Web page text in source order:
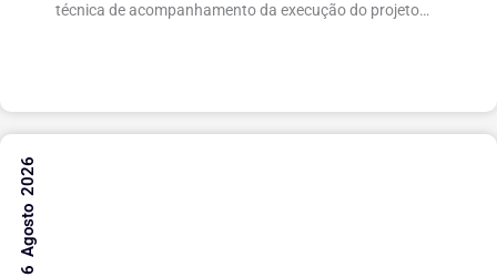
técnica de acompanhamento da execução do projeto
6 Agosto 2026